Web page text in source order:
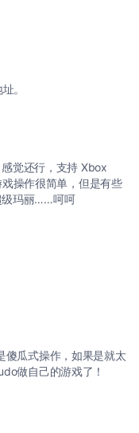
。
觉还行，支持 Xbox
操作很简单，但是有些
级玛丽……呵呵
傻瓜式操作，如果是就太
做自己的游戏了！